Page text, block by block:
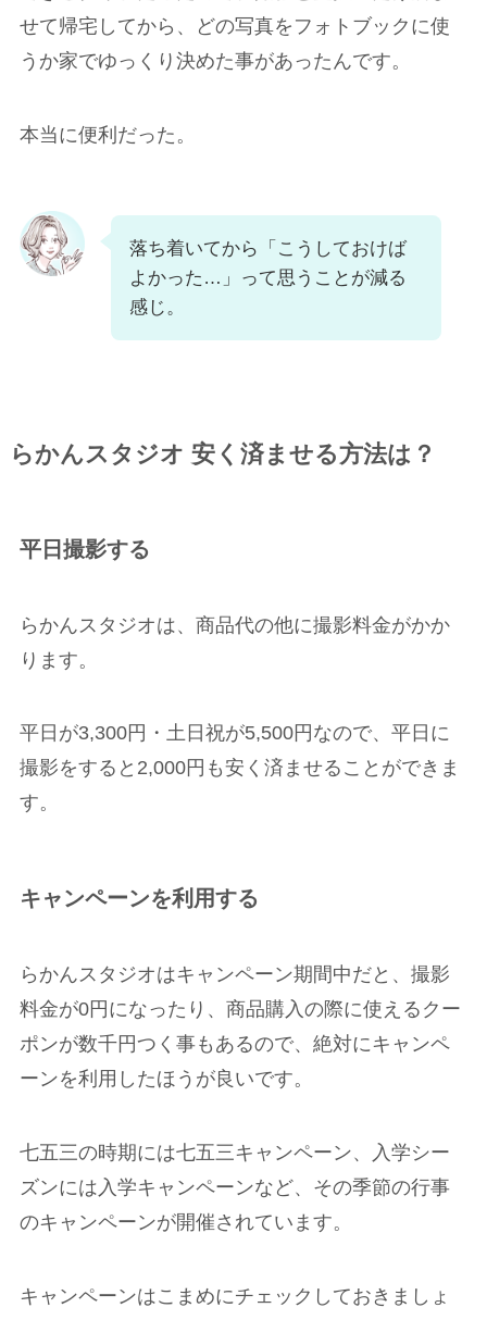
せて帰宅してから、どの写真をフォトブックに使
うか家でゆっくり決めた事があったんです。
本当に便利だった。
落ち着いてから「こうしておけば
よかった…」って思うことが減る
感じ。
らかんスタジオ 安く済ませる方法は？
平日撮影する
らかんスタジオは、商品代の他に撮影料金がかか
ります。
平日が3,300円・土日祝が5,500円なので、平日に
撮影をすると2,000円も安く済ませることができま
す。
キャンペーンを利用する
らかんスタジオはキャンペーン期間中だと、撮影
料金が0円になったり、商品購入の際に使えるクー
ポンが数千円つく事もあるので、絶対にキャンペ
ーンを利用したほうが良いです。
七五三の時期には七五三キャンペーン、入学シー
ズンには入学キャンペーンなど、その季節の行事
のキャンペーンが開催されています。
キャンペーンはこまめにチェックしておきましょ